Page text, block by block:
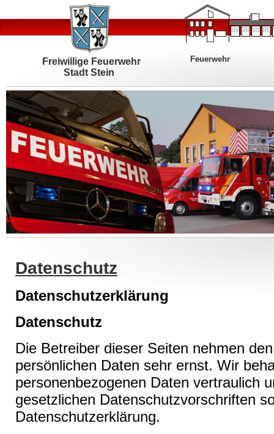
Freiwillige Feuerwehr
Stadt Stein
Feuerwehr
Datenschutz
Datenschutzerklärung
Datenschutz
Die Betreiber dieser Seiten nehmen
persönlichen Daten sehr ernst. Wir
personenbezogenen Daten vertraulich
gesetzlichen Datenschutzvorschriften
Datenschutzerklärung.